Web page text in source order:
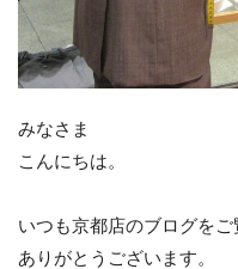
みなさま
こんにちは。
いつも京都店のブログをご
ありがとうございます。